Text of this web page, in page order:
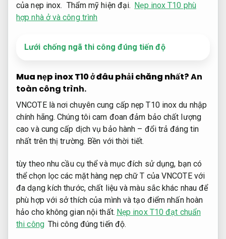
của nẹp inox. Thẩm mỹ hiện đại. Nẹp inox T10 phù
hợp nhà ở và công trình
Lưới chống ngã thi công đúng tiến độ
Mua nẹp inox T10 ở đâu phải chăng nhất?An
toàn công trình.
VNCOTE là nơi chuyên cung cấp nẹp T10 inox du nhập
chính hãng. Chúng tôi cam đoan đảm bảo chất lượng
cao và cung cấp dịch vụ bảo hành – đổi trả đáng tin
nhất trên thị trường. Bền với thời tiết.
tùy theo nhu cầu cụ thể và mục đích sử dụng, bạn có
thể chọn lọc các mặt hàng nẹp chữ T của VNCOTE với
đa dạng kích thước, chất liệu và màu sắc khác nhau để
phù hợp với sở thích của mình và tạo điểm nhấn hoàn
hảo cho không gian nội thất. Nẹp inox T10 đạt chuẩn
thi công Thi công đúng tiến độ.